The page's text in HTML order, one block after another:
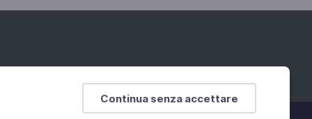
Continua senza accettare